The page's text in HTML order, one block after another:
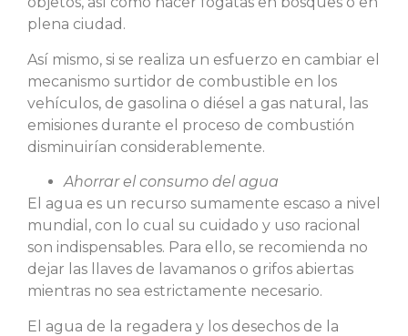
plena ciudad.
Así mismo, si se realiza un esfuerzo en cambiar el
mecanismo surtidor de combustible en los
vehículos, de gasolina o diésel a gas natural, las
emisiones durante el proceso de combustión
disminuirían considerablemente.
Ahorrar el consumo del agua
El agua es un recurso sumamente escaso a nivel
mundial, con lo cual su cuidado y uso racional
son indispensables. Para ello, se recomienda no
dejar las llaves de lavamanos o grifos abiertas
mientras no sea estrictamente necesario.
El agua de la regadera y los desechos de la